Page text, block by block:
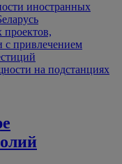
иностранных
с привлечением
на подстанциях